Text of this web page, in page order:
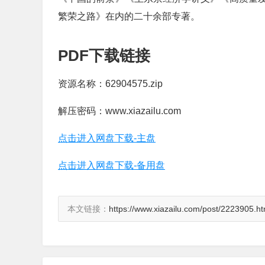
繁荣之路》在内的二十余部专著。
PDF下载链接
资源名称：62904575.zip
解压密码：www.xiazailu.com
点击进入网盘下载-主盘
点击进入网盘下载-备用盘
本文链接： https://www.xiazailu.com/post/